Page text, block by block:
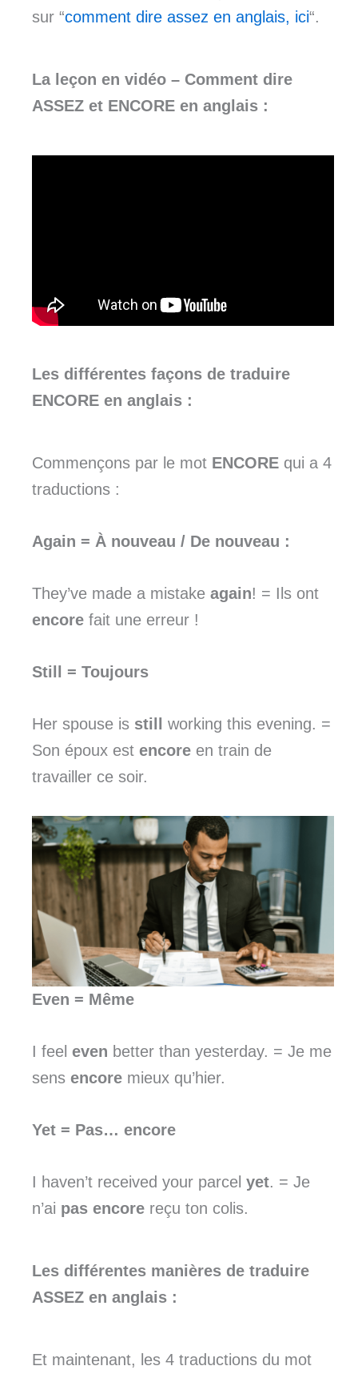
sur “comment dire assez en anglais, ici“.
La leçon en vidéo – Comment dire
ASSEZ et ENCORE en anglais :
Les différentes façons de traduire
ENCORE en anglais :
Commençons par le mot ENCORE qui a 4
traductions :
Again = À nouveau / De nouveau :
They’ve made a mistake again! = Ils ont
encore fait une erreur !
Still = Toujours
Her spouse is still
working this evening. =
Son époux est encore en train de
travailler ce soir.
Even = Même
I feel even better than yesterday. = Je me
sens encore mieux qu’hier.
Yet = Pas… encore
I haven’t received your parcel yet. = Je
n’ai pas encore reçu ton colis.
Les différentes manières de traduire
ASSEZ en anglais :
Et maintenant, les 4 traductions du mot